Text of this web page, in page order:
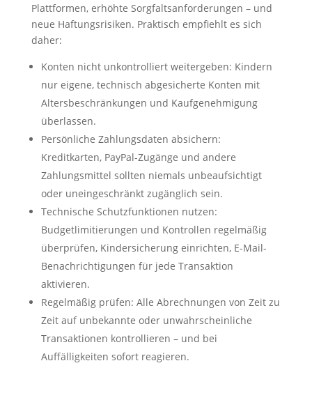
Plattformen, erhöhte Sorgfaltsanforderungen – und
neue Haftungsrisiken. Praktisch empfiehlt es sich
daher:
Konten nicht unkontrolliert weitergeben: Kindern
nur eigene, technisch abgesicherte Konten mit
Altersbeschränkungen und Kaufgenehmigung
überlassen.
Persönliche Zahlungsdaten absichern:
Kreditkarten, PayPal-Zugänge und andere
Zahlungsmittel sollten niemals unbeaufsichtigt
oder uneingeschränkt zugänglich sein.
Technische Schutzfunktionen nutzen:
Budgetlimitierungen und Kontrollen regelmäßig
überprüfen, Kindersicherung einrichten, E-Mail-
Benachrichtigungen für jede Transaktion
aktivieren.
Regelmäßig prüfen: Alle Abrechnungen von Zeit zu
Zeit auf unbekannte oder unwahrscheinliche
Transaktionen kontrollieren – und bei
Auffälligkeiten sofort reagieren.